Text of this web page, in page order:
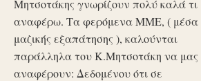
Μητσοτάκης γνωρίζουν πολύ καλά τι
αναφέρω. Τα φερόμενα ΜΜΕ, ( μέσα
μαζικής εξαπάτησης ), καλούνται
παράλληλα του Κ.Μητσοτάκη να μας
αναφέρουν: Δεδομένου ότι σε